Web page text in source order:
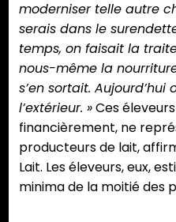
moderniser telle autre
serais dans le
temps, on faisait la
nous-même la
s’en sortait.
l’extérieur. »Ces
financièrement, ne
producteurs de lait,
Lait. Les éleveurs, eux,
minima de la moitié des